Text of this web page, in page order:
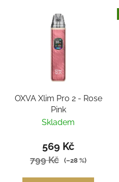
OXVA Xlim Pro 2 - Rose
Pink
Skladem
569 Kč
799 Kč (–28 %)